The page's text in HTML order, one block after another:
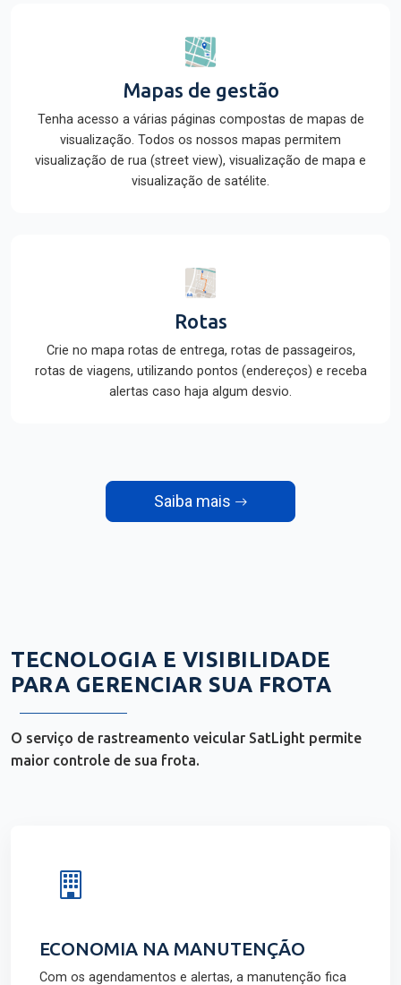
Mapas de gestão
Tenha acesso a várias páginas compostas de mapas de
visualização. Todos os nossos mapas permitem
visualização de rua (street view), visualização de mapa e
visualização de satélite.
Rotas
Crie no mapa rotas de entrega, rotas de passageiros,
rotas de viagens, utilizando pontos (endereços) e receba
alertas caso haja algum desvio.
Saiba mais
TECNOLOGIA E VISIBILIDADE
PARA GERENCIAR SUA FROTA
O serviço de rastreamento veicular SatLight permite
maior controle de sua frota.
ECONOMIA NA MANUTENÇÃO
Com os agendamentos e alertas, a manutenção fica